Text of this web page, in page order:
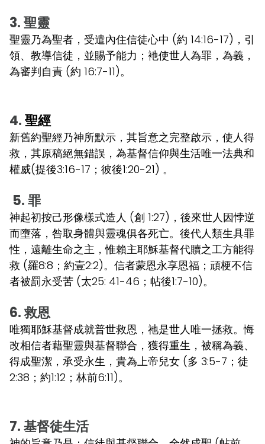
3. 聖靈
聖靈乃為聖者，受遣內住信徒心中 (約 14:16-17)，引
領、教導信徒，並賜予能力；衪使世人為罪，為義，
為審判自責 (約 16:7-11)。
4.聖經
新舊約聖經乃神所默示，其旨意之完整啟示，使人得
救，其原稿絕無錯誤，為基督信仰與生活唯一法典和
權威(提後3:16-17；彼後1:20-21) 。
5. 罪
神起初按己形像樣式造人 (創 1:27)，後來世人因悖逆
而墮落，咎取身體與靈魂俱各死亡。後代人類生具罪
性，遠離生命之主，惟賴主耶穌基督代贖之工方能得
救 (羅8:8；約壹2:2)。信者蒙恩永享恩福；頑梗不信
者被罰永受苦 (太25: 41-46；帖後1:7-10)。
6. 救恩
唯獨耶穌基督成就普世救恩，祂是世人唯一拯救。悔
改相信者藉聖靈與基督聯合，獲得重生，被稱為義、
得成聖潔，承受永生，貴為上帝兒女 (多 3:5-7；徒
2:38；約1:12；林前6:11)。
7. 基督徒生活